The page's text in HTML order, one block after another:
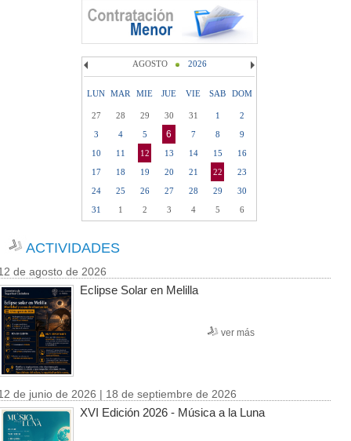
AGOSTO 2026
LUN MAR MIE JUE VIE SAB DOM
27 28 29 30 31 1
2
3
4 5 6 7 8
9
10
11 12 13 14 15
16
17
18 19 20 21 22
23
24
25 26 27 28 29
30
31
1 2 3 4 5 6
ACTIVIDADES
de agosto de 2026
Eclipse Solar en Melilla
ver más
de junio de 2026 | 18 de septiembre de 2026
XVI Edición 2026 - Música a la Luna